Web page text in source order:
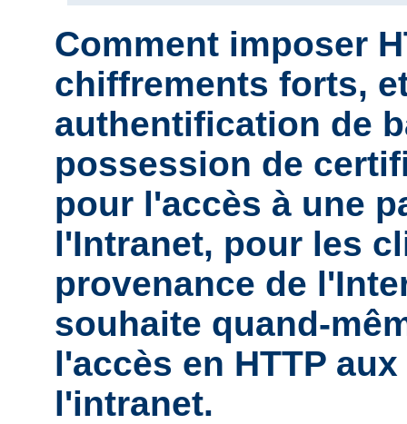
Comment imposer
chiffrements forts,
authentification de
possession de
pour l'accès à une
l'Intranet, pour les
provenance de
souhaite quand-
l'accès en HTTP
l'intranet.